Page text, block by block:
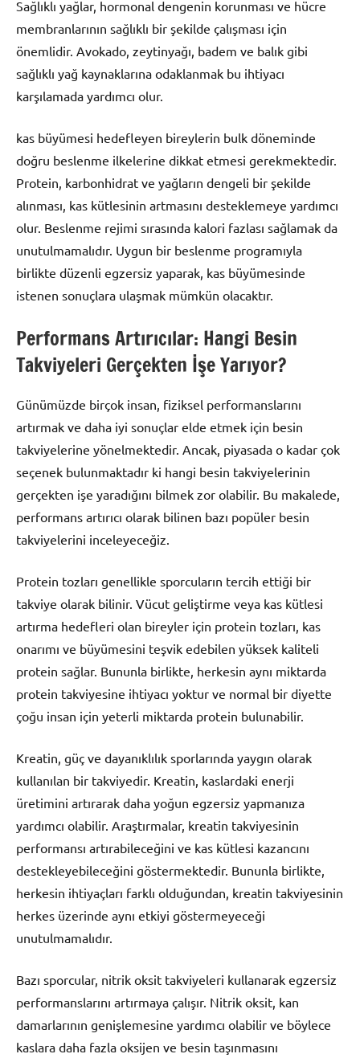
Sağlıklı yağlar, hormonal dengenin korunması ve hücre
membranlarının sağlıklı bir şekilde çalışması için
önemlidir. Avokado, zeytinyağı, badem ve balık gibi
sağlıklı yağ kaynaklarına odaklanmak bu ihtiyacı
karşılamada yardımcı olur.
kas büyümesi hedefleyen bireylerin bulk döneminde
doğru beslenme ilkelerine dikkat etmesi gerekmektedir.
Protein, karbonhidrat ve yağların dengeli bir şekilde
alınması, kas kütlesinin artmasını desteklemeye yardımcı
olur. Beslenme rejimi sırasında kalori fazlası sağlamak da
unutulmamalıdır. Uygun bir beslenme programıyla
birlikte düzenli egzersiz yaparak, kas büyümesinde
istenen sonuçlara ulaşmak mümkün olacaktır.
Performans Artırıcılar: Hangi Besin
Takviyeleri Gerçekten İşe Yarıyor?
Günümüzde birçok insan, fiziksel performanslarını
artırmak ve daha iyi sonuçlar elde etmek için besin
takviyelerine yönelmektedir. Ancak, piyasada o kadar çok
seçenek bulunmaktadır ki hangi besin takviyelerinin
gerçekten işe yaradığını bilmek zor olabilir. Bu makalede,
performans artırıcı olarak bilinen bazı popüler besin
takviyelerini inceleyeceğiz.
Protein tozları genellikle sporcuların tercih ettiği bir
takviye olarak bilinir. Vücut geliştirme veya kas kütlesi
artırma hedefleri olan bireyler için protein tozları, kas
onarımı ve büyümesini teşvik edebilen yüksek kaliteli
protein sağlar. Bununla birlikte, herkesin aynı miktarda
protein takviyesine ihtiyacı yoktur ve normal bir diyette
çoğu insan için yeterli miktarda protein bulunabilir.
Kreatin, güç ve dayanıklılık sporlarında yaygın olarak
kullanılan bir takviyedir. Kreatin, kaslardaki enerji
üretimini artırarak daha yoğun egzersiz yapmanıza
yardımcı olabilir. Araştırmalar, kreatin takviyesinin
performansı artırabileceğini ve kas kütlesi kazancını
destekleyebileceğini göstermektedir. Bununla birlikte,
herkesin ihtiyaçları farklı olduğundan, kreatin takviyesinin
herkes üzerinde aynı etkiyi göstermeyeceği
unutulmamalıdır.
Bazı sporcular, nitrik oksit takviyeleri kullanarak egzersiz
performanslarını artırmaya çalışır. Nitrik oksit, kan
damarlarının genişlemesine yardımcı olabilir ve böylece
kaslara daha fazla oksijen ve besin taşınmasını